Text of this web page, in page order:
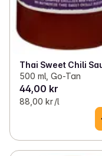
Thai Sweet Chili
500 ml, Go-Tan
44,00 kr
88,00 kr /l